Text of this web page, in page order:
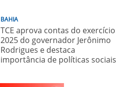
BAHIA
TCE aprova contas do exercício
2025 do governador Jerônimo
Rodrigues e destaca
importância de políticas sociais